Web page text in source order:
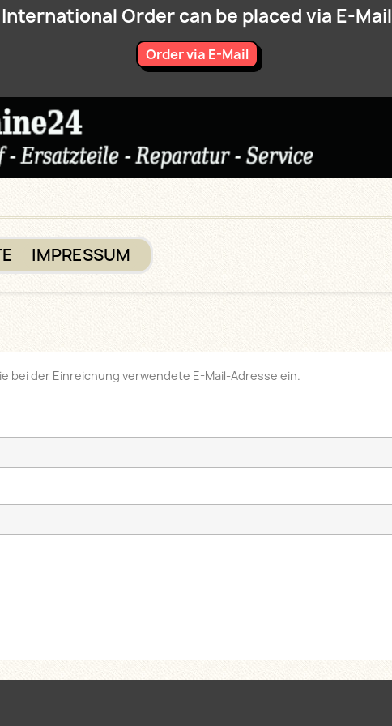
International Order can be placed via E-Mail
Order via E-Mail
IMPRESSUM
bei der Einreichung verwendete E-Mail-Adresse ein.